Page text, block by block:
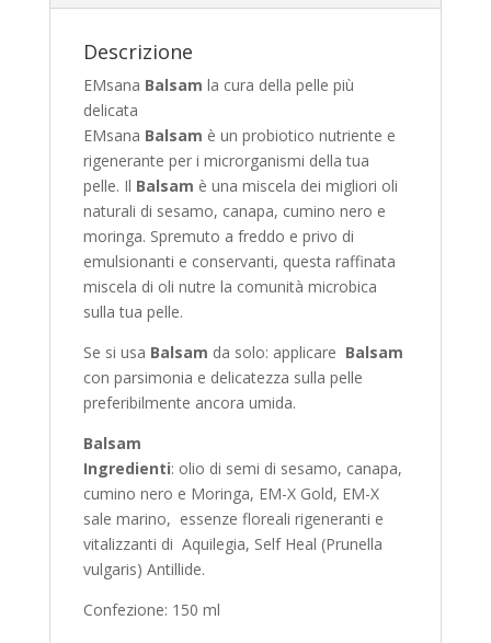
Descrizione
EMsana Balsam la cura della pelle più
delicata
EMsana Balsam è un probiotico nutriente e
rigenerante per i microrganismi della tua
pelle. Il Balsam è una miscela dei migliori oli
naturali di sesamo, canapa, cumino nero e
moringa. Spremuto a freddo e privo di
emulsionanti e conservanti, questa raffinata
miscela di oli nutre la comunità microbica
sulla tua pelle.
Se si usa Balsam da solo: applicare Balsam
con parsimonia e delicatezza sulla pelle
preferibilmente ancora umida.
Balsam
Ingredienti: olio di semi di sesamo, canapa,
cumino nero e Moringa, EM-X Gold, EM-X
sale marino, essenze floreali rigeneranti e
vitalizzanti di Aquilegia, Self Heal (Prunella
vulgaris) Antillide.
Confezione: 150 ml